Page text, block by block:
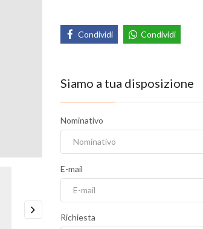
Condividi Condividi
Siamo a tua disposizione
Nominativo
E-mail
Richiesta